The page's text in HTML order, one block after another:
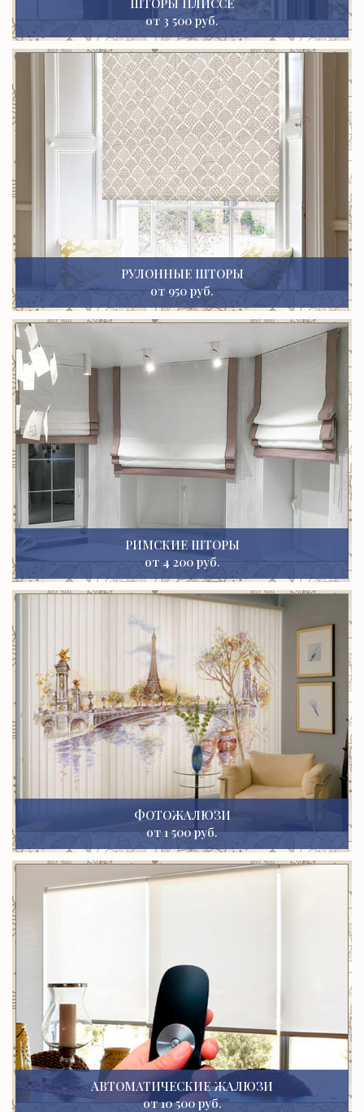
от 3 500 руб.
РУЛОННЫЕ ШТОРЫ
от 950 руб.
РИМСКИЕ ШТОРЫ
от 4 200 руб.
ФОТОЖАЛЮЗИ
от 1 500 руб.
АВТОМАТИЧЕСКИЕ ЖАЛЮЗИ
от 10 500 руб.